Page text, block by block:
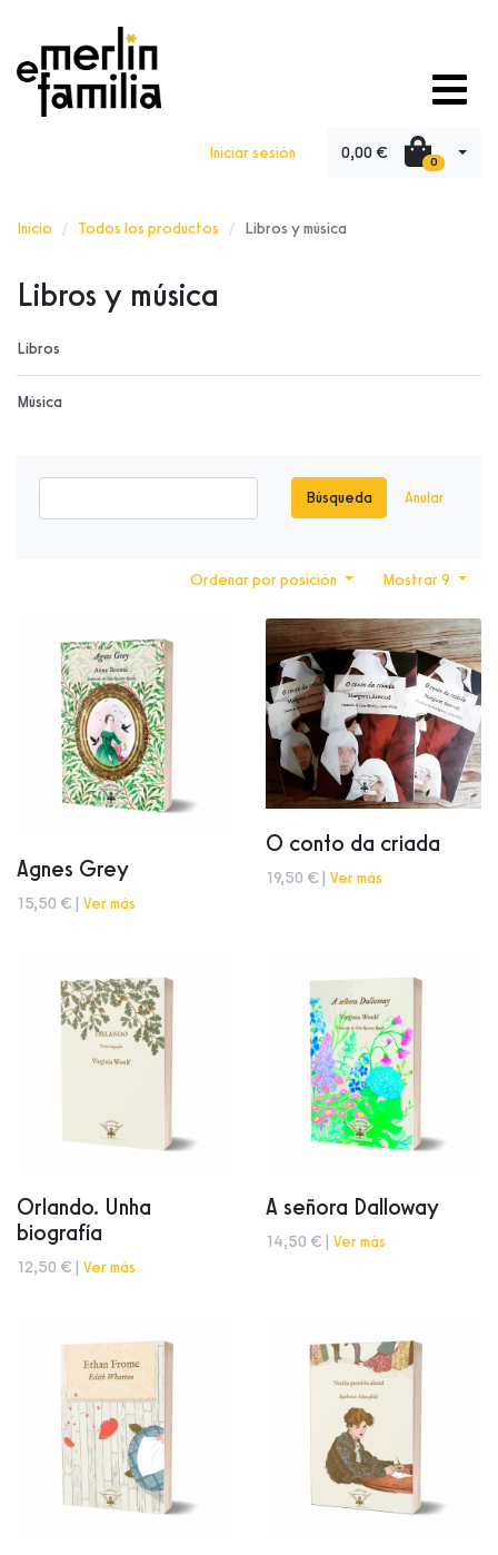
Iniciar sesión 0,00 € 0
Inicio Todos los productos Libros y música
Libros y música
Libros
Música
Búsqueda Anular
Mostrar 9
Ordenar por posición
Agnes Grey
15,50 € | Ver más
O conto da criada
19,50 € | Ver más
Orlando. Unha
biografía
12,50 € | Ver más
A señora Dalloway
14,50 € | Ver más